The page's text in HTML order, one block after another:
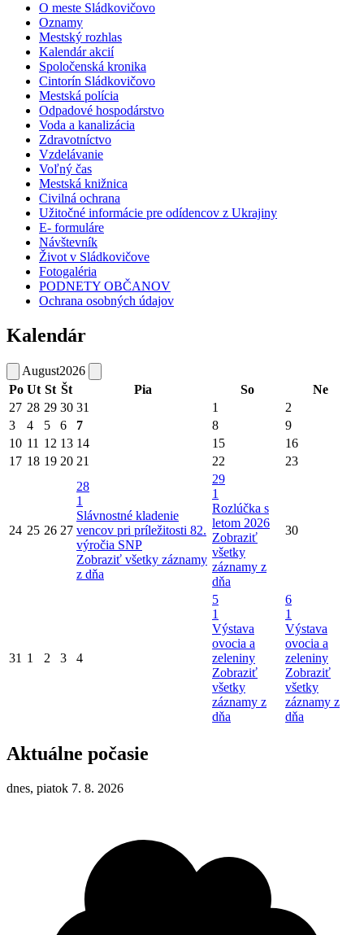
O meste Sládkovičovo
Oznamy
Mestský rozhlas
Kalendár akcií
Spoločenská kronika
Cintorín Sládkovičovo
Mestská polícia
Odpadové hospodárstvo
Voda a kanalizácia
Zdravotníctvo
Vzdelávanie
Voľný čas
Mestská knižnica
Civilná ochrana
Užitočné informácie pre odídencov z Ukrajiny
E- formuláre
Návštevník
Život v Sládkovičove
Fotogaléria
PODNETY OBČANOV
Ochrana osobných údajov
Kalendár
August2026
Po Ut St Št Pia So
Ne
27 28 29 30 31 1
2
3
4 5 6 7 8
9
10 11 12 13 14 15
16
17 18 19 20 21 22 23
24 25 26 27
28
1
Slávnostné kladenie
vencov pri príležitosti 82.
výročia SNP
Zobraziť všetky záznamy
z dňa
29
1
Rozlúčka s
letom 2026
Zobraziť
všetky
záznamy z
dňa
30
31 1 2 3 4
5
1
Výstava
ovocia a
zeleniny
Zobraziť
všetky
záznamy z
dňa
6
1
Výstava
ovocia a
zeleniny
Zobraziť
všetky
záznamy z
dňa
Aktuálne počasie
dnes, piatok 7. 8. 2026